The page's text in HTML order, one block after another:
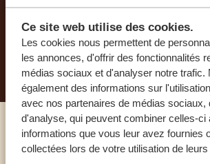
Ce site web utilise des cookies.
Les cookies nous permettent de
les annonces, d'offrir des fonctionnalités
médias sociaux et d'analyser notre trafic.
également des informations sur
avec nos partenaires de médias sociaux,
d'analyse, qui peuvent combiner celles-ci
informations que vous leur avez fournies
collectées lors de votre utilisation de
PLANIFIEZ VOTRE
Appelez un